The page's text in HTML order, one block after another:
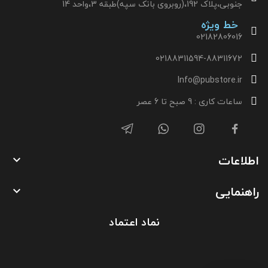
جنوبی،پلاک 192،(روبروی بانک سپه)طبقه 3،واحد 14
خط ویژه
02182806016
02188311594-88311672
Info@pubstore.ir
ساعات کاری : 9 صبح تا 6 عصر
اطلاعات 
راهنمایی 
نماد اعتماد